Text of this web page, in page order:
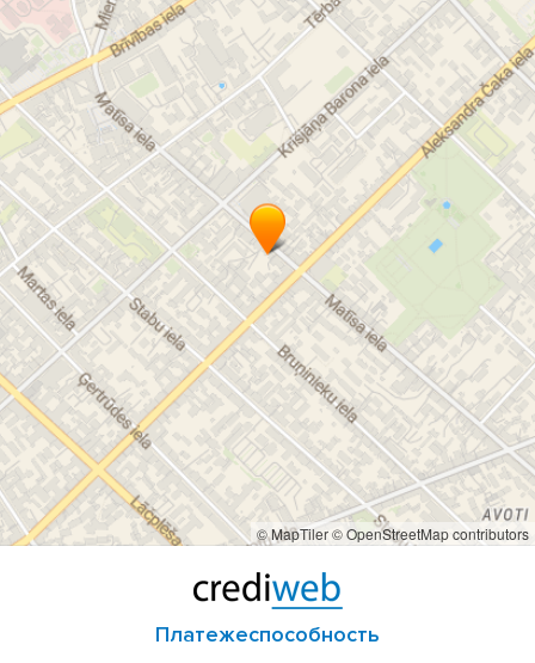
© MapTiler© OpenStreetMap contributors
Платежеспособность